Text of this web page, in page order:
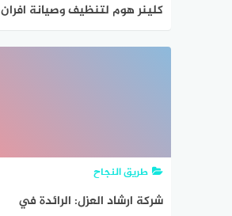
كلينر هوم لتنظيف وصيانة افران
طريق النجاح
شركة ارشاد العزل: الرائدة في